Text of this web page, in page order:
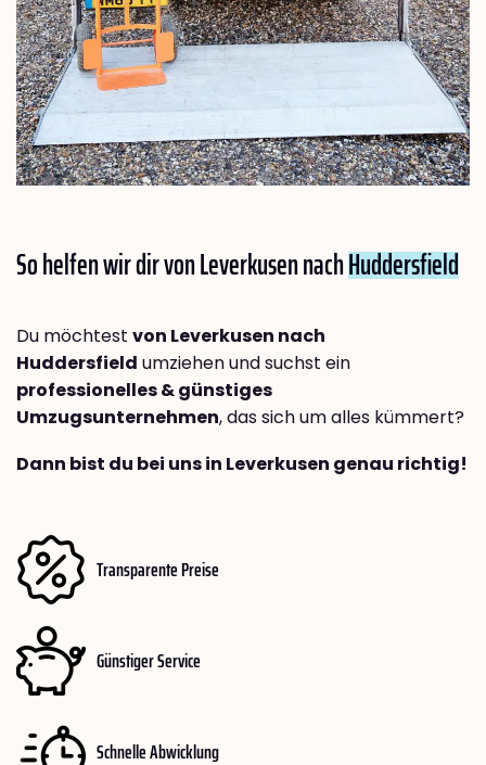
So helfen wir dir von Leverkusen nachHuddersfield
Du möchtest von Leverkusen nach
Huddersfield umziehen und suchst ein
professionelles & günstiges
Umzugsunternehmen, das sich um alles kümmert?
Dann bist du bei uns in Leverkusen genau richtig!
Transparente Preise
Günstiger Service
Schnelle Abwicklung